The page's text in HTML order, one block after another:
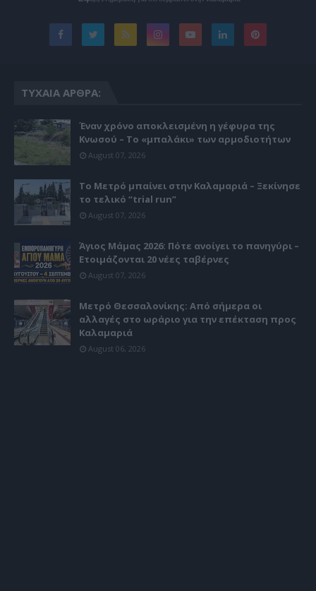
ΤΥΧΑΊΑ ΆΡΘΡΑ:
Έναν χρόνο αποκλεισμένη η γέφυρα της
Κνωσού – Το «μπαλάκι» των αρμοδιοτήτων
August 07, 2026
Το Μετρό μπαίνει στην Καλαμαριά – Ξεκίνησε
το τελικό “trial run”
August 07, 2026
Άγιος Μάμας 2026: Πότε ανοίγει το πανηγύρι –
Ετοιμάζονται 20 νέες ταβέρνες
August 07, 2026
Μετρό Θεσσαλονίκης: Από σήμερα οι
αλλαγές στο ωράριο για την επέκταση προς
Καλαμαριά
August 06, 2026